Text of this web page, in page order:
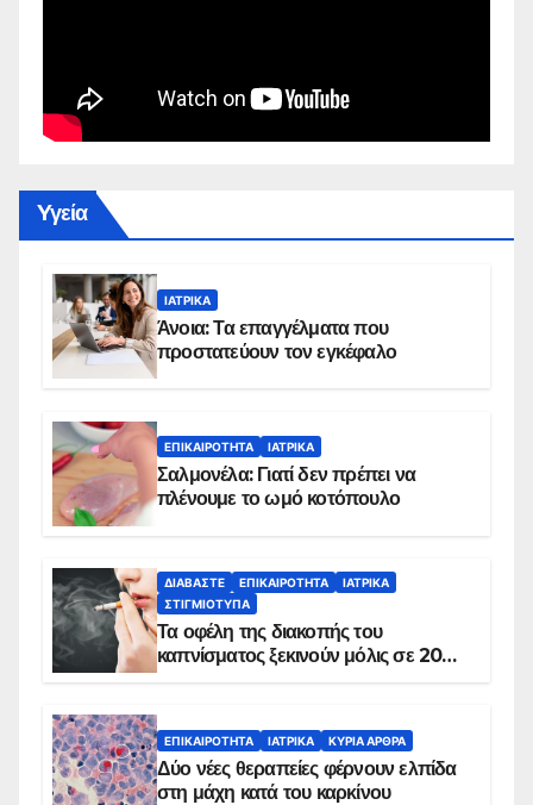
Yγεία
ΙΑΤΡΙΚΆ
Άνοια: Τα επαγγέλματα που
προστατεύουν τον εγκέφαλο
ΕΠΙΚΑΙΡΌΤΗΤΑ ΙΑΤΡΙΚΆ
Σαλμονέλα: Γιατί δεν πρέπει να
πλένουμε το ωμό κοτόπουλο
ΔΙΑΒΆΣΤΕ ΕΠΙΚΑΙΡΌΤΗΤΑ
ΙΑΤΡΙΚΆ
ΣΤΙΓΜΙΌΤΥΠΑ
Τα οφέλη της διακοπής του
καπνίσματος ξεκινούν μόλις σε 20
ΕΠΙΚΑΙΡΌΤΗΤΑ ΙΑΤΡΙΚΆ ΚΥΡΙΑ ΑΡΘΡΑ
Δύο νέες θεραπείες φέρνουν ελπίδα
στη μάχη κατά του καρκίνου